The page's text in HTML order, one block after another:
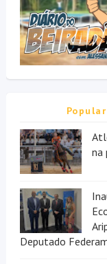
Popular
na
Deputado